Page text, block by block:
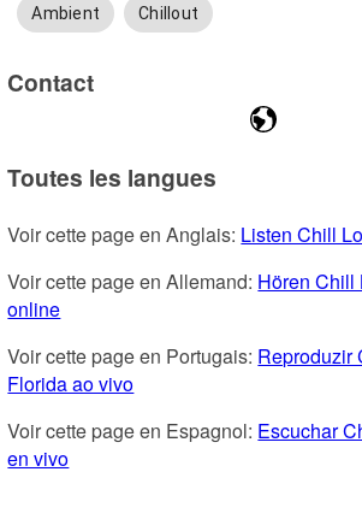
Ambient Chillout
Contact
Toutes les langues
Voir cette page en Anglais: Listen Chill
Voir cette page en Allemand: Hören Chill
online
Voir cette page en Portugais: Reproduzir
Florida ao vivo
Voir cette page en Espagnol: Escuchar
en vivo